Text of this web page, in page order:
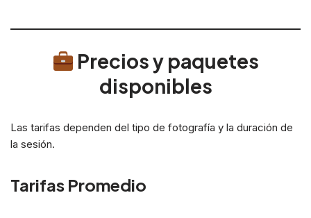
Precios y paquetes
disponibles
Las tarifas dependen del tipo de fotografía y la duración de
la sesión.
Tarifas Promedio